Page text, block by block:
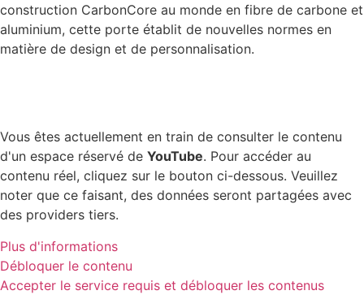
construction CarbonCore au monde en fibre de carbone et
aluminium, cette porte établit de nouvelles normes en
matière de design et de personnalisation.
Vous êtes actuellement en train de consulter le contenu
d'un espace réservé de YouTube. Pour accéder au
contenu réel, cliquez sur le bouton ci-dessous. Veuillez
noter que ce faisant, des données seront partagées avec
des providers tiers.
Plus d'informations
Débloquer le contenu
Accepter le service requis et débloquer les contenus